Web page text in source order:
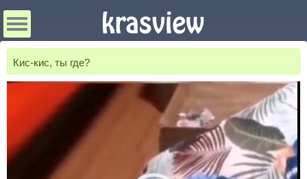
Кис-кис, ты где?